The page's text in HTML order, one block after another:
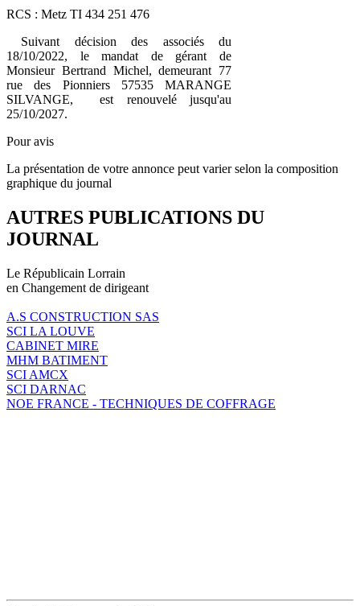
RCS : Metz TI 434 251 476
Suivant décision des associés du
18/10/2022, le mandat de gérant de
Monsieur Bertrand Michel, demeurant 77
rue des Pionniers 57535 MARANGE
SILVANGE, est renouvelé jusqu'au
25/10/2027.
Pour avis
La présentation de votre annonce peut varier selon la composition
graphique du journal
AUTRES PUBLICATIONS DU
JOURNAL
Le Républicain Lorrain
en Changement de dirigeant
A.S CONSTRUCTION SAS
SCI LA LOUVE
CABINET MIRE
MHM BATIMENT
SCI AMCX
SCI DARNAC
NOE FRANCE - TECHNIQUES DE COFFRAGE